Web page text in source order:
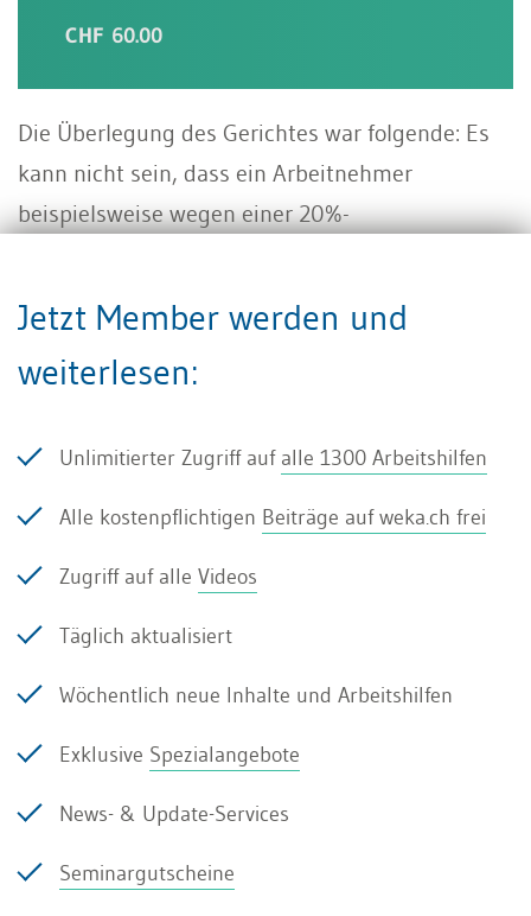
CHF 60.00
Die Überlegung des Gerichtes war folgende: Es
kann nicht sein, dass ein Arbeitnehmer
beispielsweise wegen einer 20%-
Dies würde zu Ungerechtigkeiten und
Zufälligkeiten führen, indem je nach Reihenfolge
Lohnfortzahlung völlig unterschiedlich ausfallen
Gemäss Obligationenrecht hat der Arbeitgeber
den Lohn für eine beschränkte Zeit (nicht
während einer beschränkten Zeit) zu entrichten.
Daraus wird gemäss heute vorherrschender
Geldminimum gilt. Wenn eine teilweise
Arbeitsunfähigkeit vorliegt, ist also der
Zeitraum umzurechnen.
Jetzt Member werden und
weiterlesen:
Unlimitierter Zugriff auf alle 1300 Arbeitshilfen
Alle kostenpflichtigen Beiträge auf weka.ch frei
Zugriff auf alle Videos
Täglich aktualisiert
Wöchentlich neue Inhalte und Arbeitshilfen
Exklusive Spezialangebote
News- & Update-Services
Seminargutscheine